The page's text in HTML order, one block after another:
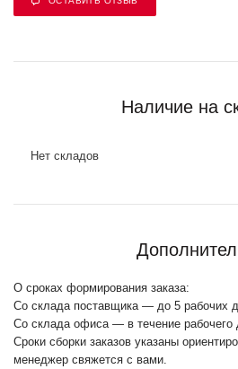
Наличие на
Нет складов
О сроках формирования заказа:
Со склада поставщика — до 5 рабочих
Со склада офиса — в течение рабочего
Сроки сборки заказов указаны
менеджер свяжется с вами.